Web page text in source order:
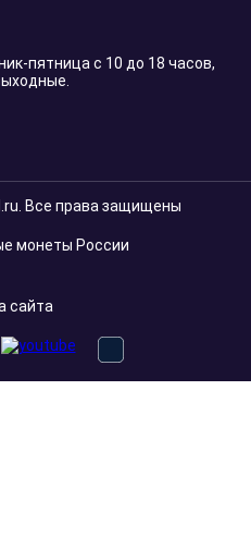
пятница с 10 до 18 часов,
Все права защищены
монеты России
сайта